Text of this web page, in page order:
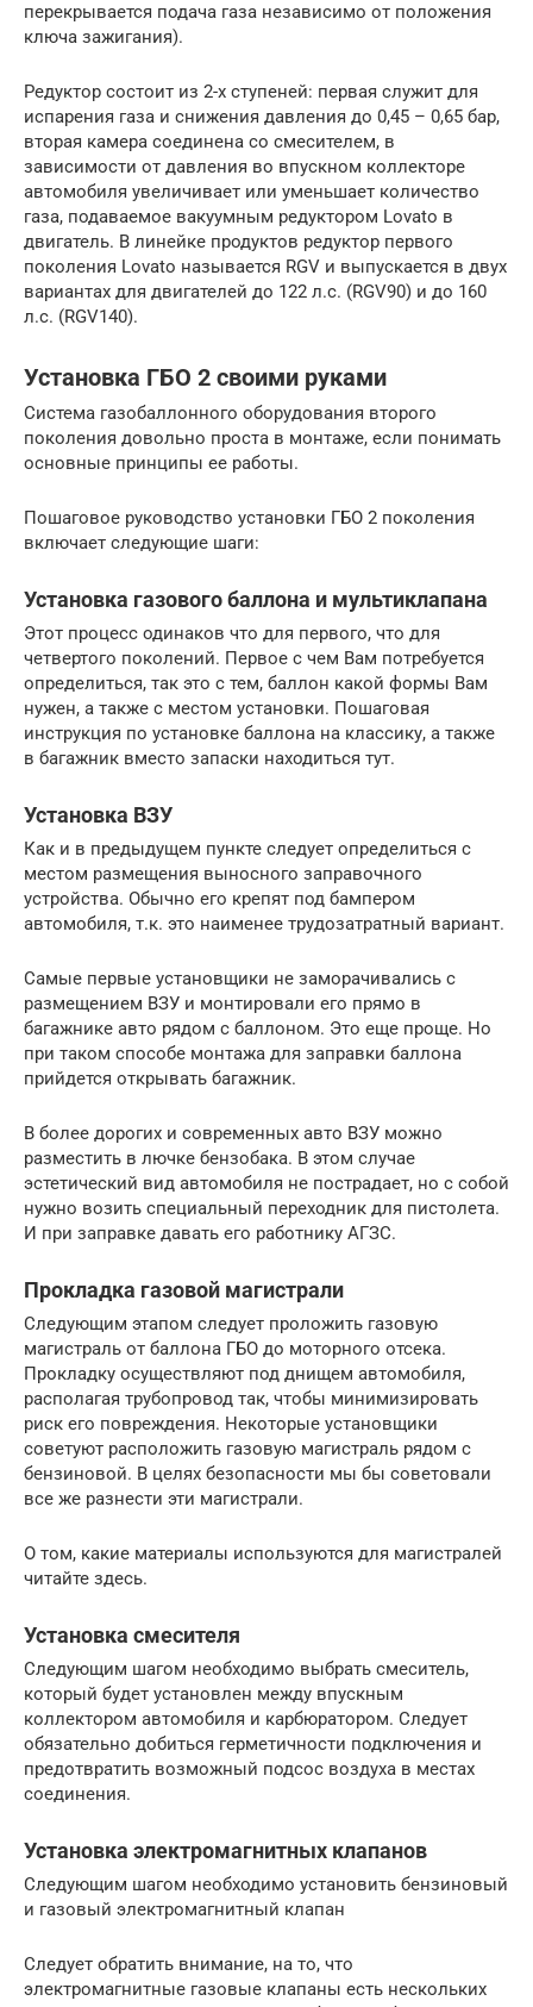
перекрывается подача газа независимо от положения
ключа зажигания).
Редуктор состоит из 2-х ступеней: первая служит для
испарения газа и снижения давления до 0,45 – 0,65 бар,
вторая камера соединена со смесителем, в
зависимости от давления во впускном коллекторе
автомобиля увеличивает или уменьшает количество
газа, подаваемое вакуумным редуктором Lovato в
двигатель. В линейке продуктов редуктор первого
поколения Lovato называется RGV и выпускается в двух
вариантах для двигателей до 122 л.с. (RGV90) и до 160
л.с. (RGV140).
Установка ГБО 2 своими руками
Система газобаллонного оборудования второго
поколения довольно проста в монтаже, если понимать
основные принципы ее работы.
Пошаговое руководство установки ГБО 2 поколения
включает следующие шаги:
Установка газового баллона и мультиклапана
Этот процесс одинаков что для первого, что для
четвертого поколений. Первое с чем Вам потребуется
определиться, так это с тем, баллон какой формы Вам
нужен, а также с местом установки. Пошаговая
инструкция по установке баллона на классику, а также
в багажник вместо запаски находиться тут.
Установка ВЗУ
Как и в предыдущем пункте следует определиться с
местом размещения выносного заправочного
устройства. Обычно его крепят под бампером
автомобиля, т.к. это наименее трудозатратный вариант.
Самые первые установщики не заморачивались с
размещением ВЗУ и монтировали его прямо в
багажнике авто рядом с баллоном. Это еще проще. Но
при таком способе монтажа для заправки баллона
прийдется открывать багажник.
В более дорогих и современных авто ВЗУ можно
разместить в лючке бензобака. В этом случае
эстетический вид автомобиля не пострадает, но с собой
нужно возить специальный переходник для пистолета.
И при заправке давать его работнику АГЗС.
Прокладка газовой магистрали
Следующим этапом следует проложить газовую
магистраль от баллона ГБО до моторного отсека.
Прокладку осуществляют под днищем автомобиля,
располагая трубопровод так, чтобы минимизировать
риск его повреждения. Некоторые установщики
советуют расположить газовую магистраль рядом с
бензиновой. В целях безопасности мы бы советовали
все же разнести эти магистрали.
О том, какие материалы используются для магистралей
читайте здесь.
Установка смесителя
Следующим шагом необходимо выбрать смеситель,
который будет установлен между впускным
коллектором автомобиля и карбюратором. Следует
обязательно добиться герметичности подключения и
предотвратить возможный подсос воздуха в местах
соединения.
Установка электромагнитных клапанов
Следующим шагом необходимо установить бензиновый
и газовый электромагнитный клапан
Следует обратить внимание, на то, что
электромагнитные газовые клапаны есть нескольких